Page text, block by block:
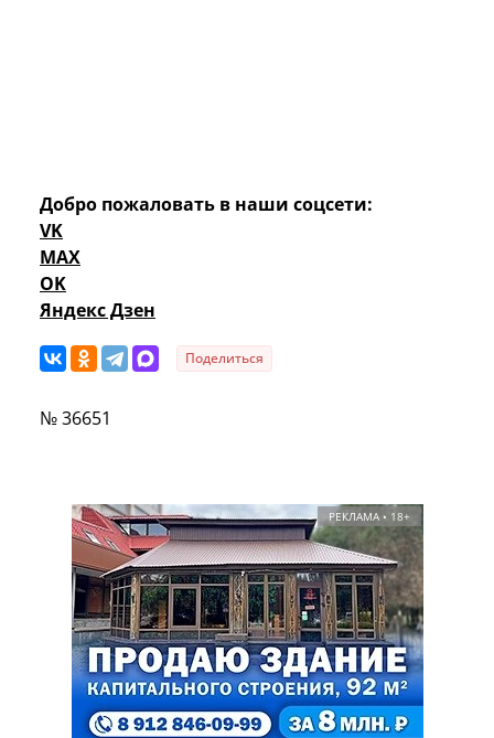
Добро пожаловать в наши соцсети:
VK
MAX
OK
Яндекс Дзен
Поделиться
№ 36651
РЕКЛАМА • 18+